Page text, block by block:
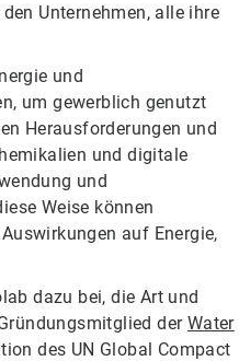
Unternehmen, alle ihre
und
um gewerblich genutzt
Herausforderungen und
und digitale
und
Weise können
auf Energie,
dazu bei, die Art und
der Water
des UN Global Compact